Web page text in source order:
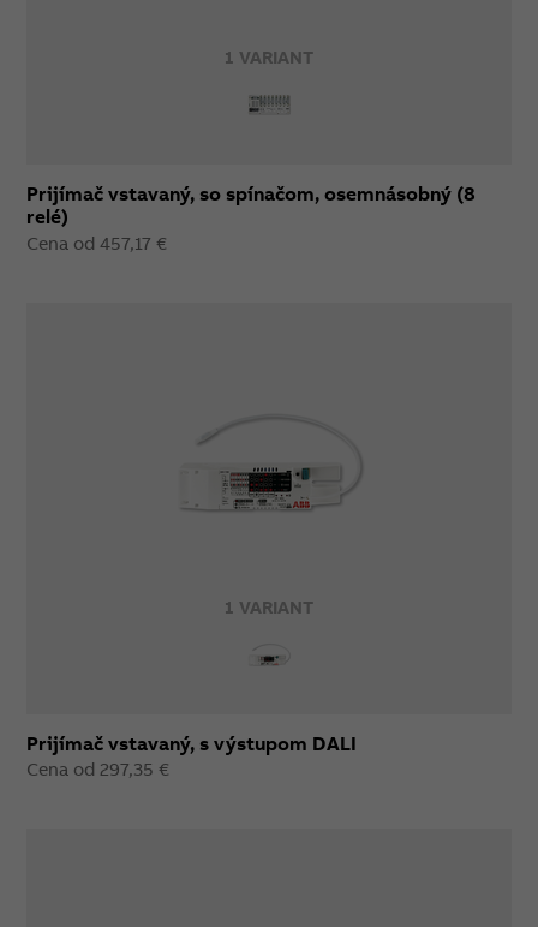
1 VARIANT
Prijímač vstavaný, so spínačom, osemnásobný (8
relé)
Cena od 457,17 €
1 VARIANT
Prijímač vstavaný, s výstupom DALI
Cena od 297,35 €